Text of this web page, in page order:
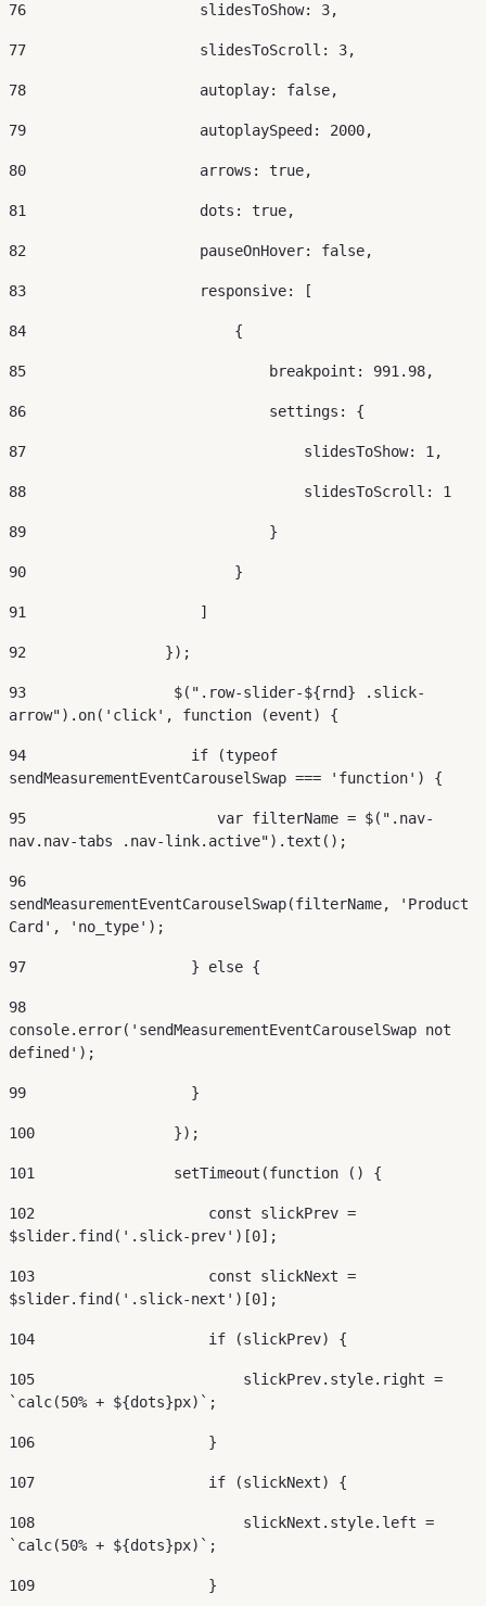
76
                    slidesToShow: 3,
77
                    slidesToScroll: 3,
78
                    autoplay: false,
79
                    autoplaySpeed: 2000,
80
                    arrows: true,
81
                    dots: true,
82
                    pauseOnHover: false,
83
                    responsive: [
84
                        {
85
                            breakpoint: 991.98,
86
                            settings: {
87
                                slidesToShow: 1,
88
                                slidesToScroll: 1
89
                            }
90
                        }
91
                    ]
92
                });
93
                 $(".row-slider-${rnd} .slick-
arrow").on('click', function (event) {
94
                   if (typeof
sendMeasurementEventCarouselSwap === 'function') {
95
                      var filterName = $(".nav-
nav.nav-tabs .nav-link.active").text();
96
sendMeasurementEventCarouselSwap(filterName, 'Product
Card', 'no_type');
97
                   } else {
98
console.error('sendMeasurementEventCarouselSwap not
defined');
99
                   }
100
                });
101
                setTimeout(function () {
102
                    const slickPrev =
$slider.find('.slick-prev')[0];
103
                    const slickNext =
$slider.find('.slick-next')[0];
104
                    if (slickPrev) {
105
                        slickPrev.style.right =
`calc(50% + ${dots}px)`;
106
                    }
107
                    if (slickNext) {
108
                        slickNext.style.left =
`calc(50% + ${dots}px)`;
109
                    }